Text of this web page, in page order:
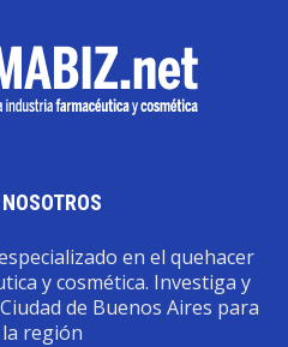
en el quehacer
y cosmética. Investiga y
de Buenos Aires para
región